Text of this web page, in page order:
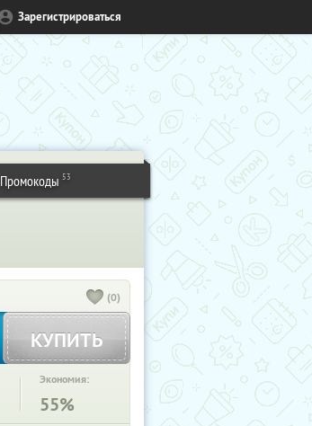
Зарегистрироваться
Промокоды 53
(0)
КУПИТЬ
Экономия:
55%